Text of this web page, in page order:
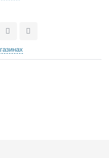
СравнитьОтложить